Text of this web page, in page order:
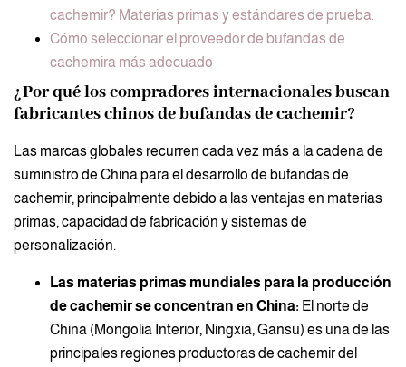
cachemir? Materias primas y estándares de prueba.
Cómo seleccionar el proveedor de bufandas de
cachemira más adecuado
¿Por qué los compradores internacionales buscan
fabricantes chinos de bufandas de cachemir?
Las marcas globales recurren cada vez más a la cadena de
suministro de China para el desarrollo de bufandas de
cachemir, principalmente debido a las ventajas en materias
primas, capacidad de fabricación y sistemas de
personalización.
Las materias primas mundiales para la producción
de cachemir se concentran en China: El norte de
China (Mongolia Interior, Ningxia, Gansu) es una de las
principales regiones productoras de cachemir del